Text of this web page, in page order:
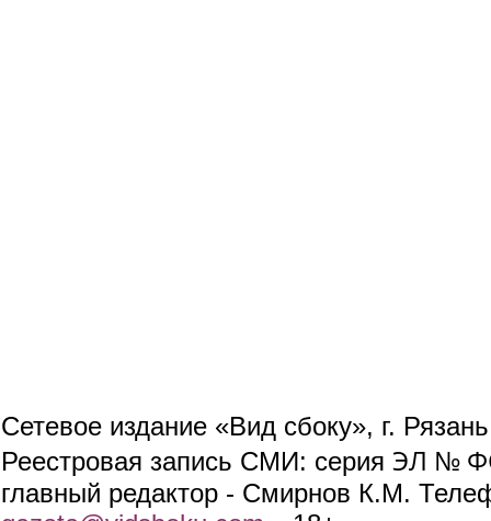
Сетевое издание «Вид сбоку», г.
Реестровая запись СМИ: серия ЭЛ №
главный редактор - Смирнов К.М.
(link sends e-mail)